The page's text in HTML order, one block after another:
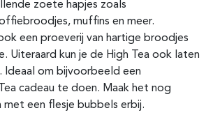
zoete hapjes zoals
muffins en meer.
een proeverij van hartige broodjes
Uiteraard kun je de High Tea ook laten
Ideaal om bijvoorbeeld een
cadeau te doen. Maak het nog
met een flesje bubbels erbij.